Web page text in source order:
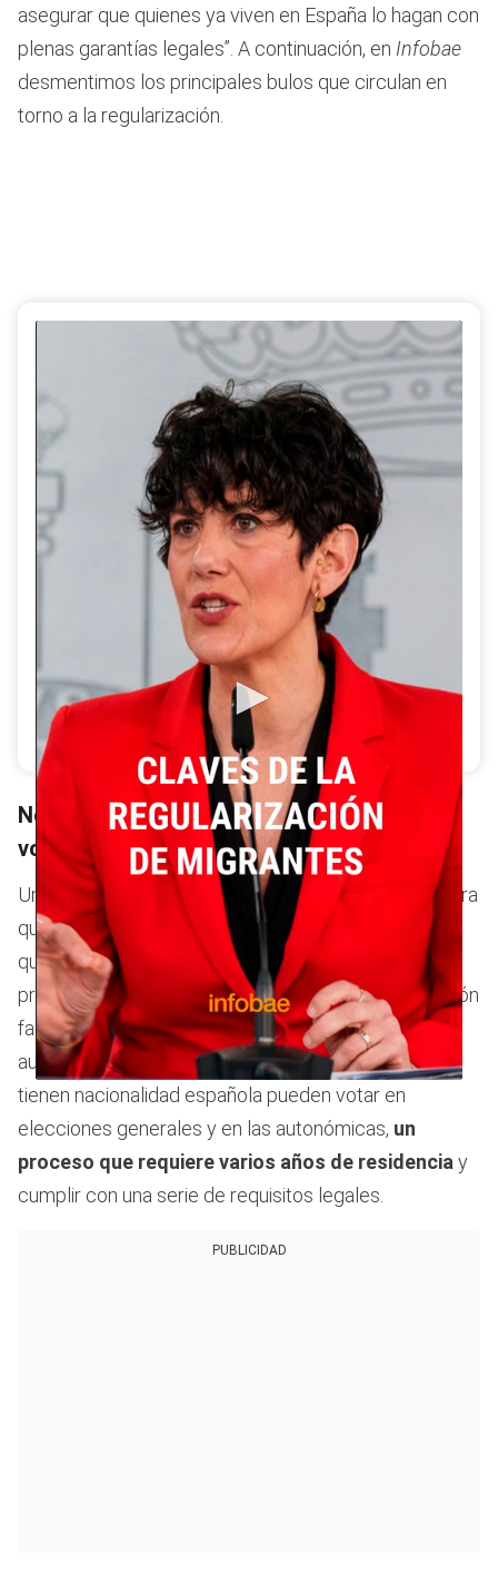
asegurar que quienes ya viven en España lo hagan con
plenas garantías legales”. A continuación, en Infobae
desmentimos los principales bulos que circulan en
torno a la regularización.
0
seconds
of
1
minute,
seconds
El Gobierno de España ha aprobado un proceso de
regularización extraordinaria que beneficiará a medio
millón de migrantes. En este vídeo te explicamos
todos los detalles: quiénes pueden solicitarla, los
requisitos de residencia y penales, y los plazos para
presentar la solicitud.
No concede automáticamente el derecho a
voto
Una de las desinformaciones más extendidas asegura
que el Ejecutivo ha impulsado la regularización para
que las personas migrantes puedan votar en las
próximas elecciones, pero se trata de una información
falsa, pues este proceso no concede
automáticamente el derecho a voto. Solo quienes
tienen nacionalidad española pueden votar en
elecciones generales y en las autonómicas, un
proceso que requiere varios años de residencia y
cumplir con una serie de requisitos legales.
PUBLICIDAD